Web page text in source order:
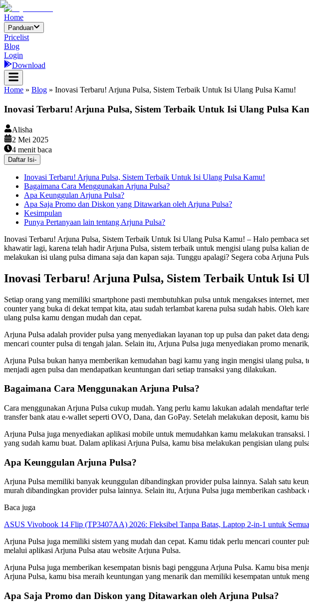
Home
Panduan
Pricelist
Blog
Login
Download
Home » Blog » Inovasi Terbaru! Arjuna Pulsa, Sistem Terbaik Untuk Isi Ulang Pulsa Kamu!
Inovasi Terbaru! Arjuna Pulsa, Sistem Terbaik Untuk Isi Ulang Pulsa
Alisha
2 Mei 2025
4 menit baca
Daftar Isi-
Inovasi Terbaru! Arjuna Pulsa, Sistem Terbaik Untuk Isi Ulang Pulsa Kamu!
Bagaimana Cara Menggunakan Arjuna Pulsa?
Apa Keunggulan Arjuna Pulsa?
Apa Saja Promo dan Diskon yang Ditawarkan oleh Arjuna Pulsa?
Kesimpulan
Punya Pertanyaan lain tentang Arjuna Pulsa?
Inovasi Terbaru! Arjuna Pulsa, Sistem Terbaik Untuk Isi Ulang Pulsa Kamu! – Halo pembaca
khawatir lagi, karena telah hadir Arjuna Pulsa, sistem terbaik untuk mengisi ulang pulsa kalian
melakukan isi ulang pulsa dimana saja dan kapan saja. Tunggu apalagi? Segera coba Arjuna
Inovasi Terbaru! Arjuna Pulsa, Sistem Terbaik Untuk Isi
Setiap orang yang memiliki smartphone pasti membutuhkan pulsa untuk mengakses internet,
counter yang buka di dekat tempat kita, atau sudah terlambat karena pulsa sudah habis. Oleh
ulang pulsa kamu dengan mudah dan cepat.
Arjuna Pulsa adalah provider pulsa yang menyediakan layanan top up pulsa dan paket data
mencari counter pulsa di tengah jalan. Selain itu, Arjuna Pulsa juga menyediakan promo
Arjuna Pulsa bukan hanya memberikan kemudahan bagi kamu yang ingin mengisi ulang
menjadi agen pulsa dan mendapatkan keuntungan dari setiap transaksi yang dilakukan.
Bagaimana Cara Menggunakan Arjuna Pulsa?
Cara menggunakan Arjuna Pulsa cukup mudah. Yang perlu kamu lakukan adalah mendaftar
transfer bank atau e-wallet seperti OVO, Dana, dan GoPay. Setelah melakukan deposit, kamu
Arjuna Pulsa juga menyediakan aplikasi mobile untuk memudahkan kamu melakukan
yang sudah kamu buat. Dalam aplikasi Arjuna Pulsa, kamu bisa melakukan pengisian ulang
Apa Keunggulan Arjuna Pulsa?
Arjuna Pulsa memiliki banyak keunggulan dibandingkan provider pulsa lainnya. Salah satu
murah dibandingkan provider pulsa lainnya. Selain itu, Arjuna Pulsa juga memberikan
Baca juga
ASUS Vivobook 14 Flip (TP3407AA) 2026: Fleksibel Tanpa Batas, Laptop 2-in-1 untuk
Arjuna Pulsa juga memiliki sistem yang mudah dan cepat. Kamu tidak perlu mencari counter
melalui aplikasi Arjuna Pulsa atau website Arjuna Pulsa.
Arjuna Pulsa juga memberikan kesempatan bisnis bagi pengguna Arjuna Pulsa. Kamu bisa
Arjuna Pulsa, kamu bisa meraih keuntungan yang menarik dan memiliki kesempatan untuk
Apa Saja Promo dan Diskon yang Ditawarkan oleh Arjuna Pulsa?